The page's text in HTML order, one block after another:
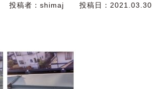
投稿者： shimaj 投稿日： 2021.03.30